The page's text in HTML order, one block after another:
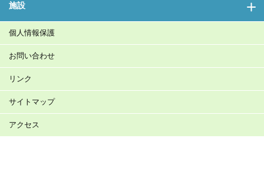
施設
個人情報保護
お問い合わせ
リンク
サイトマップ
アクセス